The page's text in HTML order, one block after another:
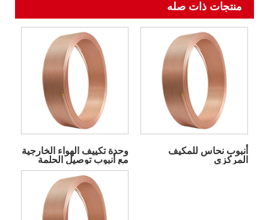
منتجات ذات صله
وحدة تكييف الهواء الخارجية
مع أنبوب توصيل الحلمة
أنبوب نحاس للمكيف
المركزي